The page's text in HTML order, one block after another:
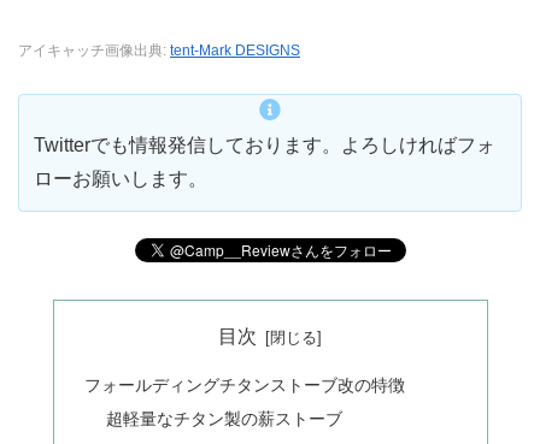
アイキャッチ画像出典: tent-Mark DESIGNS
Twitterでも情報発信しております。よろしければフォ
ローお願いします。
目次
フォールディングチタンストーブ改の特徴
超軽量なチタン製の薪ストーブ